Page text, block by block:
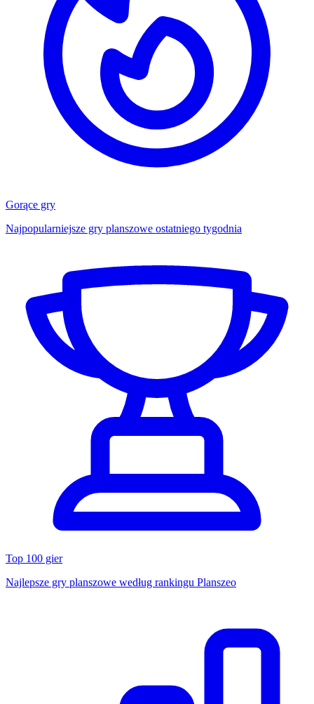
Gorące gry
Najpopularniejsze gry planszowe ostatniego tygodnia
Top 100 gier
Najlepsze gry planszowe według rankingu Planszeo